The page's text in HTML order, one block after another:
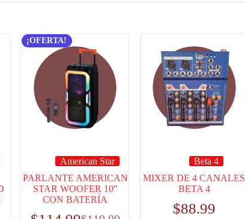
¡OFERTA!
American Star
PARLANTE AMERICAN
STAR WOOFER 10″
CON BATERÍA
Beta 4
MIXER DE 4 CANALES
BETA 4
$88.99